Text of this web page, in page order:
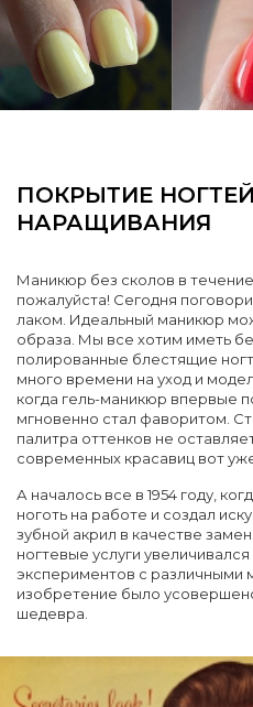
ПОКРЫТИЕ
НАРАЩИВАНИЯ
Маникюр без сколов в течение
пожалуйста! Сегодня
лаком. Идеальный маникюр
образа. Мы все хотим иметь
полированные блестящие
много времени на уход и
когда гель-маникюр впервые
мгновенно стал фаворитом.
палитра оттенков не
современных красавиц вот
А началось все в 1954 году,
ноготь на работе и создал
зубной акрил в качестве
ногтевые услуги увеличивался
экспериментов с различными
изобретение было
шедевра.